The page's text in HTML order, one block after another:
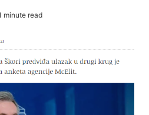
minute read